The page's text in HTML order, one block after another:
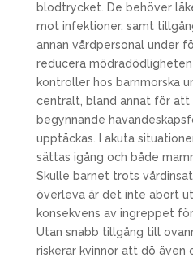
blodtrycket. De behöver
mot infektioner, samt
annan vårdpersonal under
reducera
kontroller hos barnmorska
centralt, bland annat för
begynnande
upptäckas. I akuta
sättas igång och både
Skulle barnet trots
överleva är det inte abort
konsekvens av ingreppet
Utan snabb tillgång till
riskerar kvinnor att dö även